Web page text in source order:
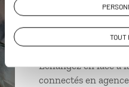
TOUT
Ils sauront
près de vos envies
Échangez en face à
connectés en